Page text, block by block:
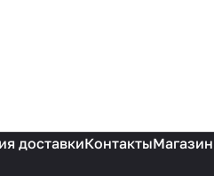
доставкиКонтакты